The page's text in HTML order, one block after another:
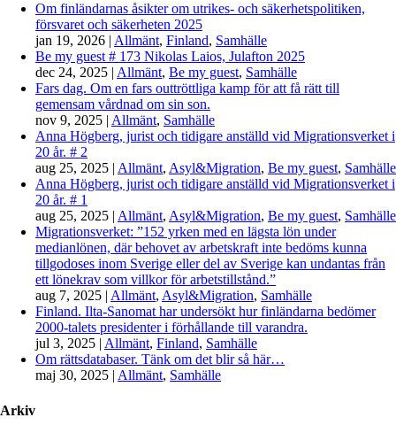
Om finländarnas åsikter om utrikes- och säkerhetspolitiken,
försvaret och säkerheten 2025
jan 19, 2026 | Allmänt, Finland, Samhälle
Be my guest # 173 Nikolas Laios, Julafton 2025
dec 24, 2025 | Allmänt, Be my guest, Samhälle
Fars dag. Om en fars outtröttliga kamp för att få rätt till
gemensam vårdnad om sin son.
nov 9, 2025 | Allmänt, Samhälle
Anna Högberg, jurist och tidigare anställd vid Migrationsverket i
20 år. # 2
aug 25, 2025 | Allmänt, Asyl&Migration, Be my guest, Samhälle
Anna Högberg, jurist och tidigare anställd vid Migrationsverket i
20 år. # 1
aug 25, 2025 | Allmänt, Asyl&Migration, Be my guest, Samhälle
Migrationsverket: ”152 yrken med en lägsta lön under
medianlönen, där behovet av arbetskraft inte bedöms kunna
tillgodoses inom Sverige eller del av Sverige kan undantas från
ett lönekrav som villkor för arbetstillstånd.”
aug 7, 2025 | Allmänt, Asyl&Migration, Samhälle
Finland. Ilta-Sanomat har undersökt hur finländarna bedömer
2000-talets presidenter i förhållande till varandra.
jul 3, 2025 | Allmänt, Finland, Samhälle
Om rättsdatabaser. Tänk om det blir så här…
maj 30, 2025 | Allmänt, Samhälle
Arkiv